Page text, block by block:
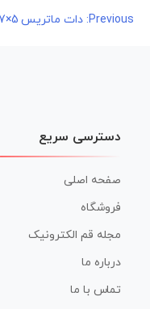
راهبری
Previous: دات ماتریس 5×7 سبز 18x13mm
دسترسی سریع
صفحه اصلی
فروشگاه
مجله قم الکترونیک
درباره ما
تماس با ما